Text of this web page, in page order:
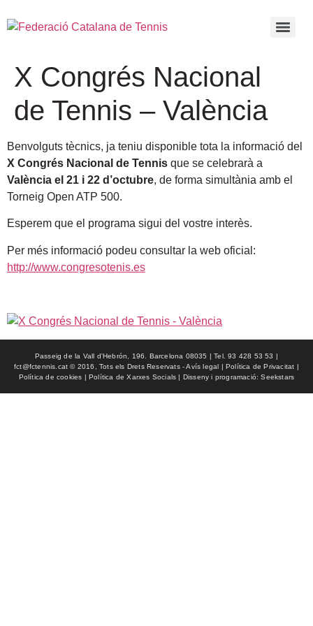
X Congrés Nacional
de Tennis – València
Benvolguts tècnics, ja teniu disponible tota la informació del
X Congrés Nacional de Tennis que se celebrarà a
València el 21 i 22 d’octubre, de forma simultània amb el
Torneig Open ATP 500.
Esperem que el programa sigui del vostre interès.
Per més informació podeu consultar la web oficial:
http://www.congresotenis.es
Passeig de la Vall d'Hebrón, 196. Barcelona 08035 | Tel. 93 428 53 53 |
fct@fctennis.cat © 2016, Tots els Drets Reservats - Avís legal | Política de Privacitat |
Política de cookies | Política de Xarxes Socials | Disseny i programació: Seekstars